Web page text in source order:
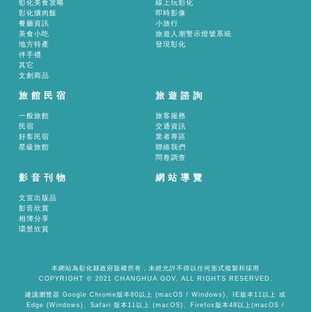
彰化美食攻略
彰化爌肉飯
餐廳資訊
美食小吃
地方特產
伴手禮
其它
文創商品
線上玩彰化
即時影像
小旅行
旅遊人潮警示燈號系統
發現彰化
旅館民宿
一般旅館
民宿
好客民宿
星級旅館
旅遊諮詢
旅客服務
交通資訊
業者專區
聯絡我們
問卷調查
影音刊物
文宣出版品
影音欣賞
相簿分享
環景欣賞
網站導覽
本網站為彰化縣政府版權所有，未經允許不得以任何形式複製和採用
COPYRIGHT © 2021 CHANGHUA GOV. ALL RIGHTS RESERVED.
建議瀏覽器 Google Chrome版本60以上 (macOS / Windows)、IE版本11以上 或
Edge (Windows)、Safari 版本11以上 (macOS)、Firefox版本48以上(macOS /